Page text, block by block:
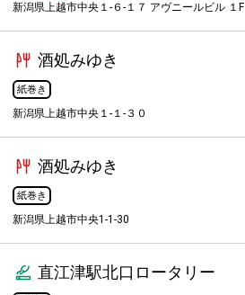
新潟県上越市中央１-６-１７ アヴニールビル １F
酒処みゆき
紙巻き
新潟県上越市中央１-１-３０
酒処みゆき
紙巻き
新潟県上越市中央1-1-30
直江津駅北口ロータリー